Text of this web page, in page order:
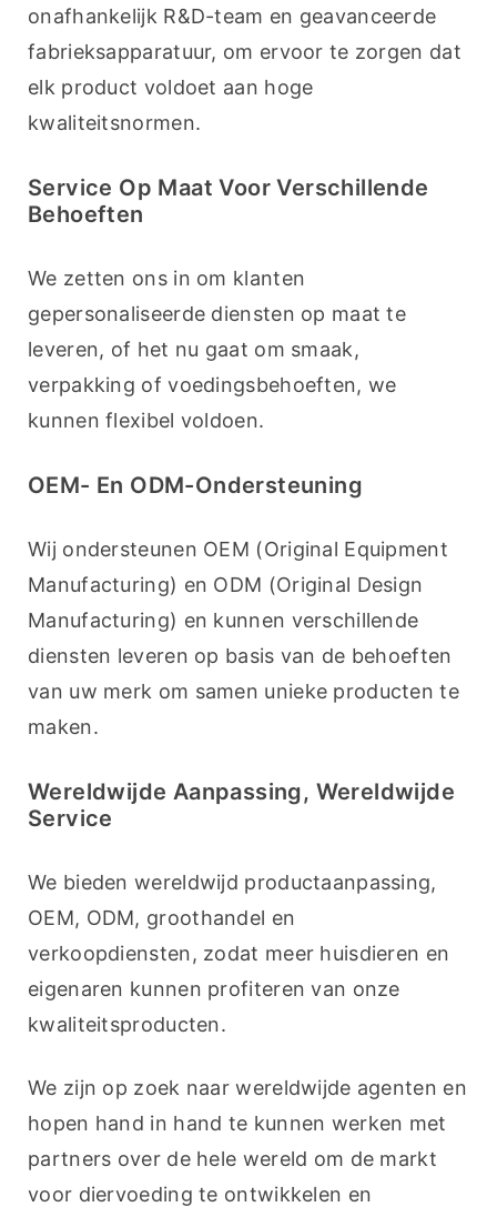
onafhankelijk R&D-team en geavanceerde
fabrieksapparatuur, om ervoor te zorgen dat
elk product voldoet aan hoge
kwaliteitsnormen.
Service Op Maat Voor Verschillende
Behoeften
We zetten ons in om klanten
gepersonaliseerde diensten op maat te
leveren, of het nu gaat om smaak,
verpakking of voedingsbehoeften, we
kunnen flexibel voldoen.
OEM- En ODM-Ondersteuning
Wij ondersteunen OEM (Original Equipment
Manufacturing) en ODM (Original Design
Manufacturing) en kunnen verschillende
diensten leveren op basis van de behoeften
van uw merk om samen unieke producten te
maken.
Wereldwijde Aanpassing, Wereldwijde
Service
We bieden wereldwijd productaanpassing,
OEM, ODM, groothandel en
verkoopdiensten, zodat meer huisdieren en
eigenaren kunnen profiteren van onze
kwaliteitsproducten.
We zijn op zoek naar wereldwijde agenten en
hopen hand in hand te kunnen werken met
partners over de hele wereld om de markt
voor diervoeding te ontwikkelen en